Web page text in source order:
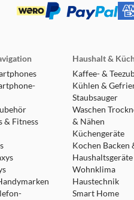
& Fitness
Haushalt &
Kaffee- &
Kühlen &
Staubsauger
Waschen
& Nähen
Küchengeräte
Kochen Backen
Haushaltsgeräte
Wohnklima
Haustechnik
Smart Home